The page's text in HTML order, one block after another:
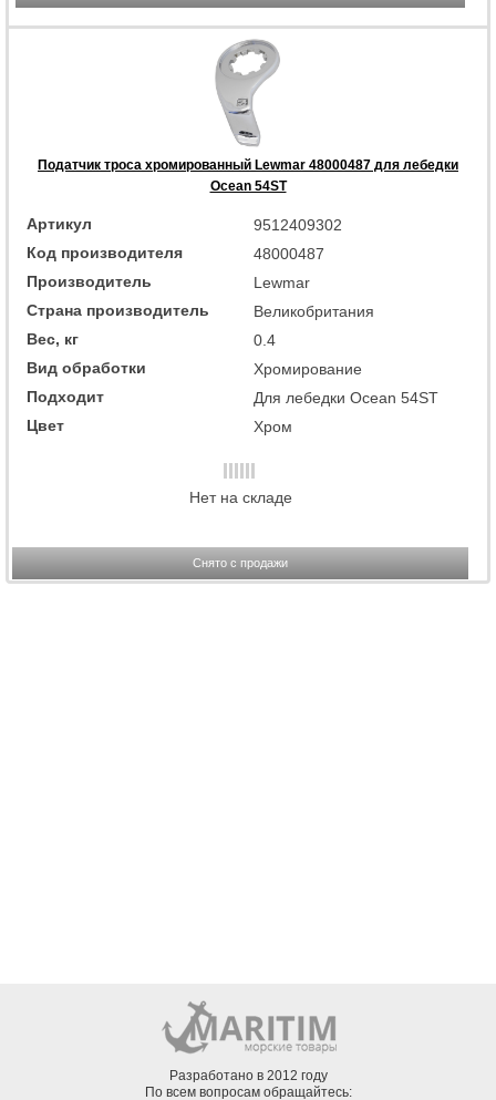
Податчик троса хромированный Lewmar 48000487 для лебедки
Ocean 54ST
Артикул
9512409302
Код производителя
48000487
Производитель
Lewmar
Страна производитель
Великобритания
Вес, кг
0.4
Вид обработки
Хромирование
Подходит
Для лебедки Ocean 54ST
Цвет
Хром
Нет на складе
Снято с продажи
Разработано в 2012 году
По всем вопросам обращайтесь: